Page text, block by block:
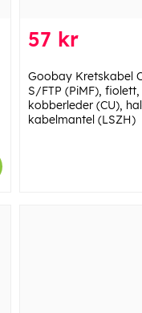
57 kr
Goobay Kretskabel
S/FTP (PiMF), fiolett,
kobberleder (CU),
kabelmantel (LSZH)